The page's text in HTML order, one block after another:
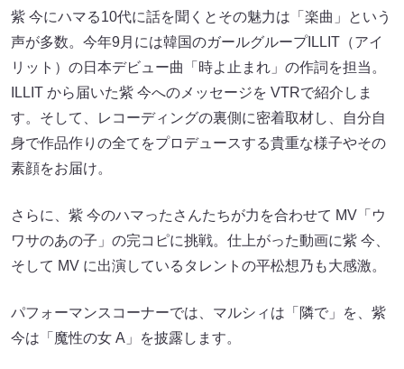
紫 今にハマる10代に話を聞くとその魅力は「楽曲」という
声が多数。今年9月には韓国のガールグループILLIT（アイ
リット）の日本デビュー曲「時よ止まれ」の作詞を担当。
ILLIT から届いた紫 今へのメッセージを VTRで紹介しま
す。そして、レコーディングの裏側に密着取材し、自分自
身で作品作りの全てをプロデュースする貴重な様子やその
素顔をお届け。
さらに、紫 今のハマったさんたちが力を合わせて MV「ウ
ワサのあの子」の完コピに挑戦。仕上がった動画に紫 今、
そして MV に出演しているタレントの平松想乃も大感激。
パフォーマンスコーナーでは、マルシィは「隣で」を、紫
今は「魔性の女 A」を披露します。